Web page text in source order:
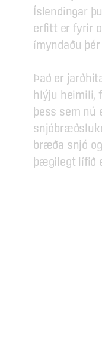
Íslendingar
erfitt er fyrir
ímyndaðu
Það er
hlýju heimili,
þess sem nú
bræða snjó
þægilegt lífið